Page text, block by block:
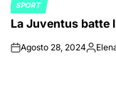
POSTED
IN
SPORT
La Juventus batte
onAgosto 28, 2024Posted